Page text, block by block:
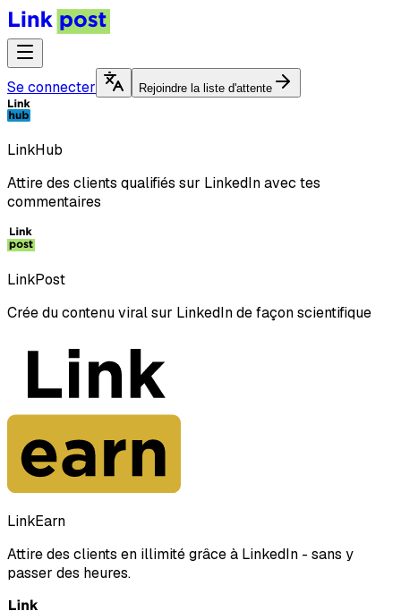
Se connecter Rejoindre la liste d'attente
LinkHub
Attire des clients qualifiés sur LinkedIn avec tes
commentaires
LinkPost
Crée du contenu viral sur LinkedIn de façon scientifique
LinkEarn
Attire des clients en illimité grâce à LinkedIn - sans y
passer des heures.